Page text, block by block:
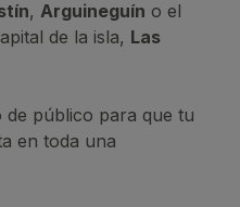
, Arguineguín o el
de la isla, Las
de público para que tu
en toda una